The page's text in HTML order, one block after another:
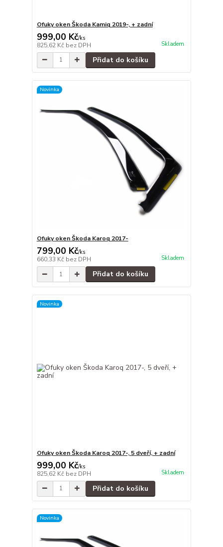
Ofuky oken Škoda Kamiq 2019-, + zadní
999,00 Kč/ks
825,62 Kč bez DPH Skladem
Přidat do košíku
Novinka
Ofuky oken Škoda Karoq 2017-
799,00 Kč/ks
660,33 Kč bez DPH Skladem
Přidat do košíku
Novinka
Ofuky oken Škoda Karoq 2017-, 5 dveří, + zadní
999,00 Kč/ks
825,62 Kč bez DPH Skladem
Přidat do košíku
Novinka